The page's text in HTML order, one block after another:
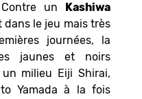
un Kashiwa
le jeu mais très
journées, la
jaunes et noirs
milieu Eiji Shirai,
Yamada à la fois